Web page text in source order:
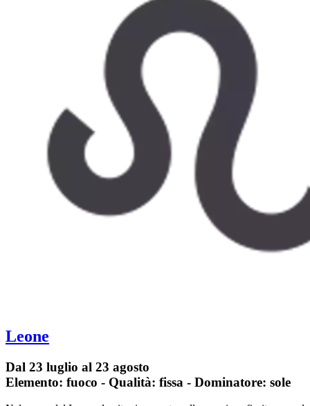
Leone
Dal 23 luglio al 23 agosto
Elemento: fuoco - Qualità: fissa - Dominatore: sole